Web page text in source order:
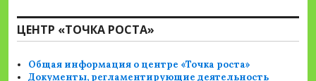
ЦЕНТР «ТОЧКА РОСТА»
Общая информация о центре «Точка роста»
Документы, регламентирующие деятельность